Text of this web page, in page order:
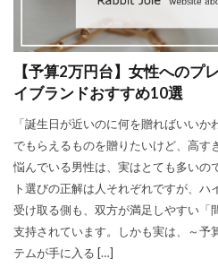
【予算2万円台】女性へのプ
イブランドおすすめ10選
「誕生日が近いのに何を贈ればいい
でもらえるものを贈りたいけど、高
悩んでいる男性は、実はとても多いの
ト選びの正解は人それぞれですが、ハ
受け取る側も、双方が満足しやすい「
支持されています。しかも実は、～予
テムが手に入る […]